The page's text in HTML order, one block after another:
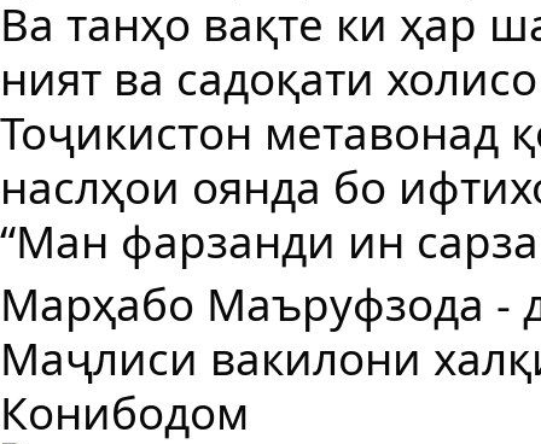
Ва танҳо вақте ки ҳар
ният ва садоқати
Тоҷикистон метавонад
наслҳои оянда бо
“Ман фарзанди ин
Марҳабо Маъруфзода -
Маҷлиси вакилони
Конибодом